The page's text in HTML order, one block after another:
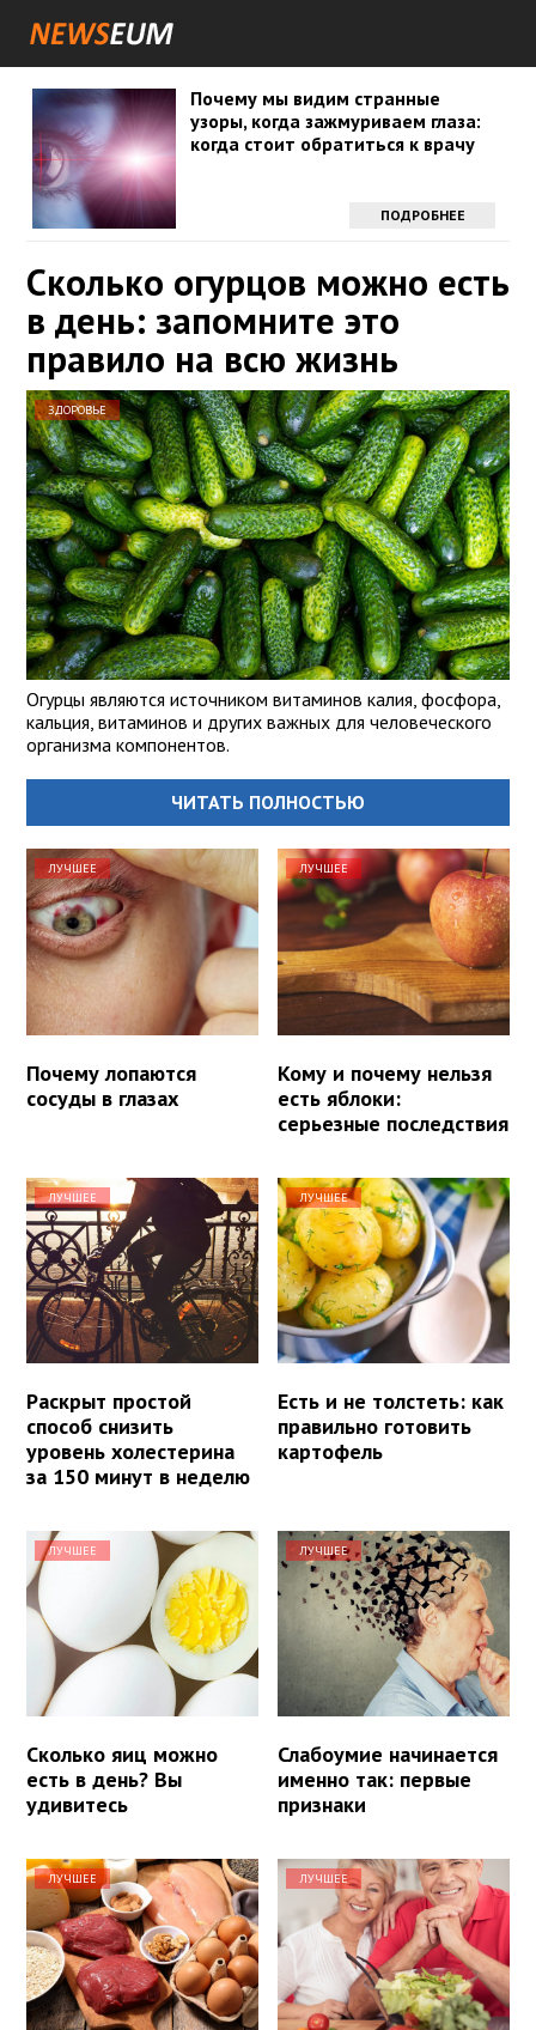
Почему мы видим странные
узоры, когда зажмуриваем глаза:
когда стоит обратиться к врачу
ПОДРОБНЕЕ
Сколько огурцов можно есть
в день: запомните это
правило на всю жизнь
ЗДОРОВЬЕ
Огурцы являются источником витаминов калия, фосфора,
кальция, витаминов и других важных для человеческого
организма компонентов.
ЧИТАТЬ ПОЛНОСТЬЮ
ЛУЧШЕЕ
Почему лопаются
сосуды в глазах
ЛУЧШЕЕ
Кому и почему нельзя
есть яблоки:
серьезные последствия
ЛУЧШЕЕ
Раскрыт простой
способ снизить
уровень холестерина
за 150 минут в неделю
ЛУЧШЕЕ
Есть и не толстеть: как
правильно готовить
картофель
ЛУЧШЕЕ
Сколько яиц можно
есть в день? Вы
удивитесь
ЛУЧШЕЕ
Слабоумие начинается
именно так: первые
признаки
ЛУЧШЕЕ ЛУЧШЕЕ